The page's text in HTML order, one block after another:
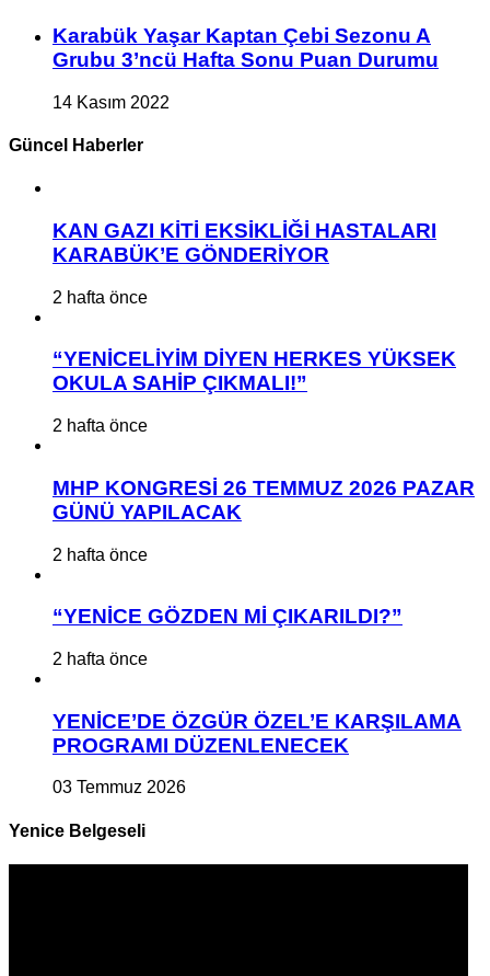
Karabük Yaşar Kaptan Çebi Sezonu A
Grubu 3’ncü Hafta Sonu Puan Durumu
14 Kasım 2022
Güncel Haberler
KAN GAZI KİTİ EKSİKLİĞİ HASTALARI
KARABÜK’E GÖNDERİYOR
2 hafta önce
“YENİCELİYİM DİYEN HERKES YÜKSEK
OKULA SAHİP ÇIKMALI!”
2 hafta önce
MHP KONGRESİ 26 TEMMUZ 2026 PAZAR
GÜNÜ YAPILACAK
2 hafta önce
“YENİCE GÖZDEN Mİ ÇIKARILDI?”
2 hafta önce
YENİCE’DE ÖZGÜR ÖZEL’E KARŞILAMA
PROGRAMI DÜZENLENECEK
03 Temmuz 2026
Yenice Belgeseli